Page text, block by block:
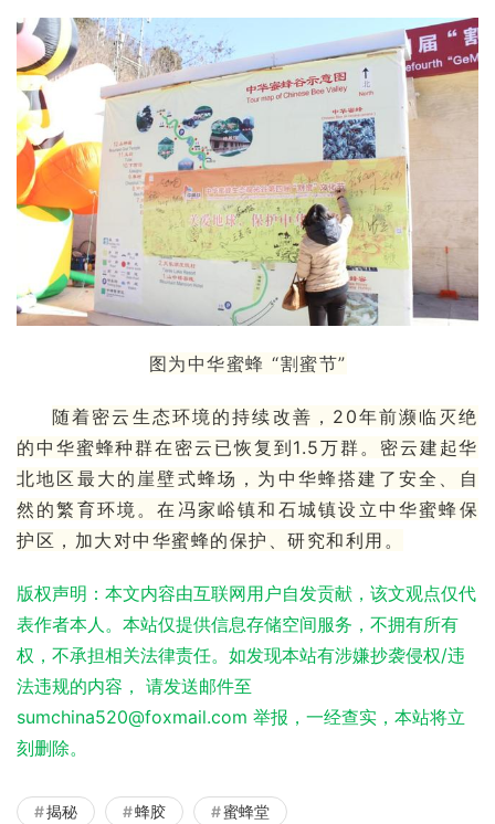
图为中华蜜蜂 “割蜜节”
随着密云生态环境的持续改善，20年前濒临灭绝
的中华蜜蜂种群在密云已恢复到1.5万群。密云建起华
北地区最大的崖壁式蜂场，为中华蜂搭建了安全、自
然的繁育环境。在 冯家峪镇和 石城镇设立中华蜜蜂保
护区，加大对中华蜜蜂的保护、研究和利用。
版权声明：本文内容由互联网用户自发贡献，该文观点仅代
表作者本人。本站仅提供信息存储空间服务，不拥有所有
权，不承担相关法律责任。如发现本站有涉嫌抄袭侵权/违
法违规的内容， 请发送邮件至
sumchina520@foxmail.com 举报，一经查实，本站将立
刻删除。
揭秘 蜂胶 蜜蜂堂